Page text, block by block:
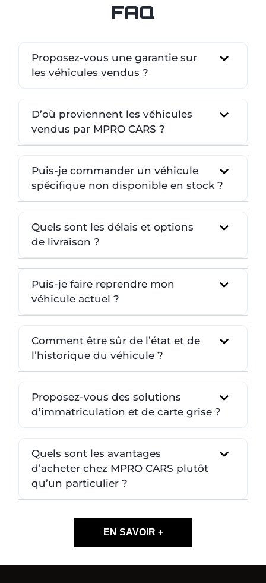
FAQ
Proposez-vous une garantie sur
les véhicules vendus ?
D’où proviennent les véhicules
vendus par MPRO CARS ?
Puis-je commander un véhicule
spécifique non disponible en stock ?
Quels sont les délais et options
de livraison ?
Puis-je faire reprendre mon
véhicule actuel ?
Comment être sûr de l’état et de
l’historique du véhicule ?
Proposez-vous des solutions
d’immatriculation et de carte grise ?
Quels sont les avantages
d’acheter chez MPRO CARS plutôt
qu’un particulier ?
EN SAVOIR +